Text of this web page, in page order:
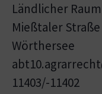
Ländlicher Raum
Mießtaler
Wörthersee
11403/-11402